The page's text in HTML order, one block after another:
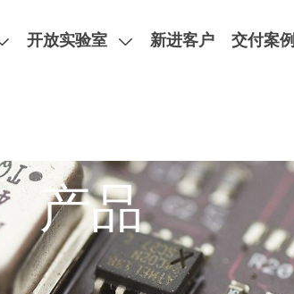
台
圆级探针台
晶圆级探针台
晶圆级探针台
晶圆级探针台
失效分析设备
台阶仪
热流仪
酸/激光开封机
EMMI微光显微镜系列
X射线分析方案
开放实验室
射频测试、
ESD/TLP测
新进客户 交付案例
新闻活动 人才招聘
产品